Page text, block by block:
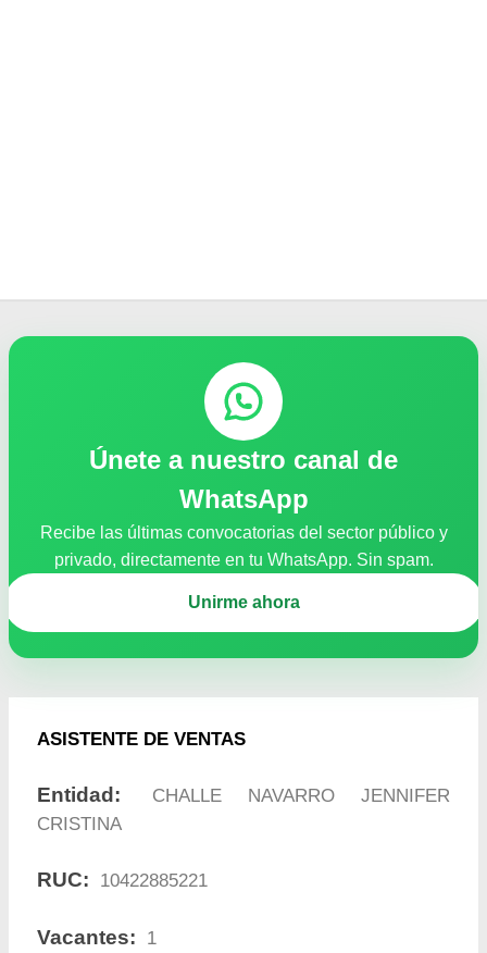
Únete a nuestro canal de
WhatsApp
Recibe las últimas convocatorias del sector público y
privado, directamente en tu WhatsApp. Sin spam.
Unirme ahora
ASISTENTE DE VENTAS
Entidad:
CHALLE NAVARRO JENNIFER
CRISTINA
RUC: 10422885221
Vacantes: 1